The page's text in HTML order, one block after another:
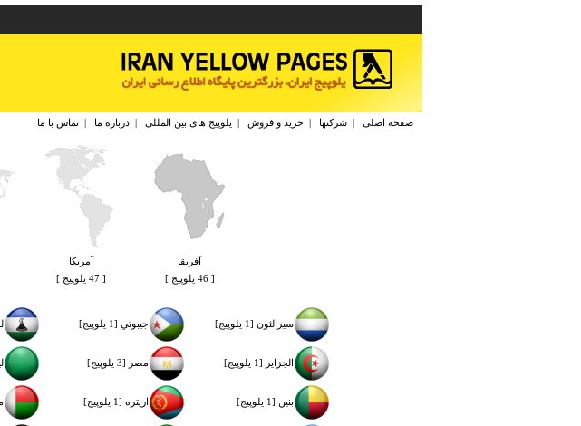
صفحه اصلی شرکتها خرید و فروش یلوپیج های بین المللی درباره ما تماس با ما
آفريقا
[ 46 یلوپیج ]
آمريكا
[ 47 یلوپیج ]
سيرالئون [1 یلوپیج] جيبوتي [1 یلوپیج]
الجزاير [1 یلوپیج] مصر [3 یلوپیج]
بنين [1 یلوپیج] اريتره [1 یلوپیج]